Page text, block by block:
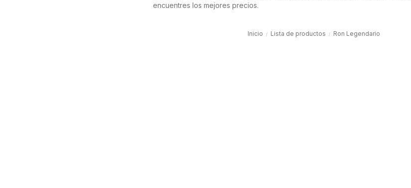
encuentres los mejores precios.
Inicio Lista de productos Ron Legendario